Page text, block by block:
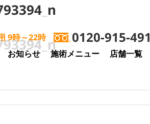
9時～22時 0120-915-491
お知らせ 施術メニュー 店舗一覧